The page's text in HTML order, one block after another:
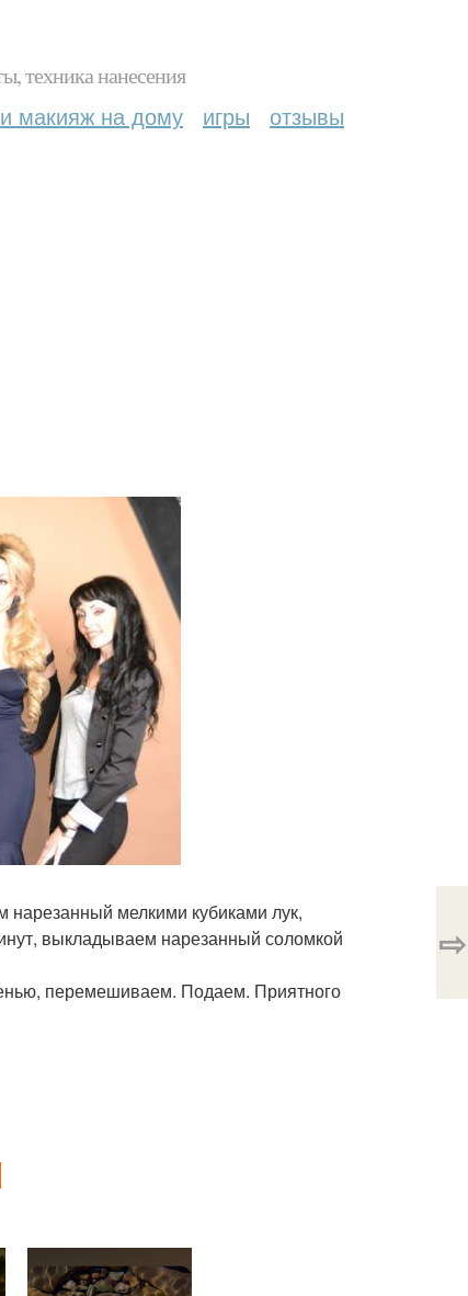
техника нанесения
макияж на дому игры отзывы
нарезанный мелкими кубиками лук,
выкладываем нарезанный соломкой
перемешиваем. Подаем. Приятного
⇨